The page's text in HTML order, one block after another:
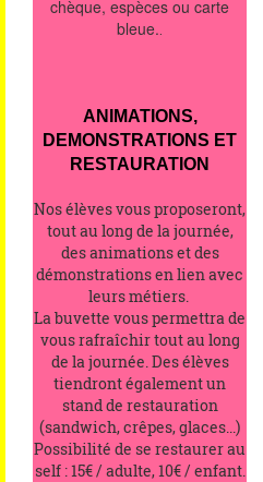
chèque, espèces ou carte
bleue..
ANIMATIONS,
DEMONSTRATIONS ET
RESTAURATION
Nos élèves vous proposeront,
tout au long de la journée,
des animations et des
démonstrations en lien avec
leurs métiers.
La buvette vous permettra de
vous rafraîchir tout au long
de la journée. Des élèves
tiendront également un
stand de restauration
(sandwich, crêpes, glaces...)
Possibilité de se restaurer au
self : 15€ / adulte, 10€ / enfant.